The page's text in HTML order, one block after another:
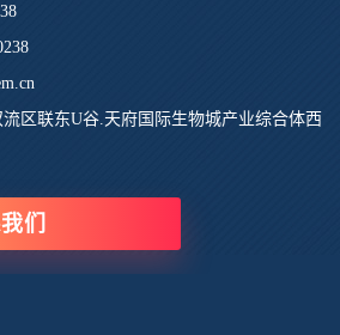
区联东U谷.天府国际生物城产业综合体西
们